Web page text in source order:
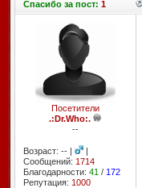
Спасибоза пост: 1
Посетители
.:Dr.Who:.
--
Возраст: -- |
|
Сообщений: 1714
Благодарности: 41 / 172
Репутация: 1000